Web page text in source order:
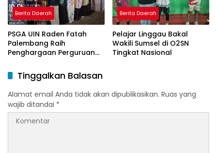
Berita Daerah
PSGA UIN Raden Fatah
Palembang Raih
Penghargaan Perguruan
Peringkat Pratama
Berita Daerah
Pelajar Linggau Bakal
Wakili Sumsel di O2SN
Tingkat Nasional
Tinggalkan Balasan
Alamat email Anda tidak akan dipublikasikan. Ruas yang
wajib ditandai *